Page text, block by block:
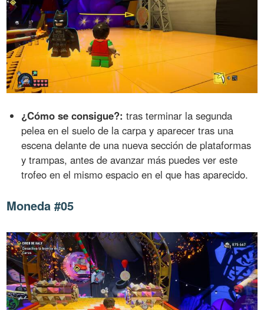
¿Cómo se consigue?: tras terminar la segunda
pelea en el suelo de la carpa y aparecer tras una
escena delante de una nueva sección de plataformas
y trampas, antes de avanzar más puedes ver este
trofeo en el mismo espacio en el que has aparecido.
Moneda #05